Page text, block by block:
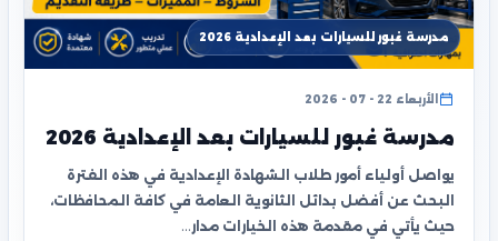
مدرسة غبور للسيارات بعد الإعدادية 2026
الأربعاء 22 - 07 - 2026
مدرسة غبور للسيارات بعد الإعدادية 2026
يواصل أولياء أمور طلاب الشهادة الإعدادية في هذه الفترة
البحث عن أفضل بدائل الثانوية العامة في كافة المحافظات،
حيث يأتي في مقدمة هذه الخيارات مدار…